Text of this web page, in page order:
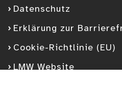
Datenschutz
Erklärung zur
Cookie-Richtlinie (EU)
LMW Website